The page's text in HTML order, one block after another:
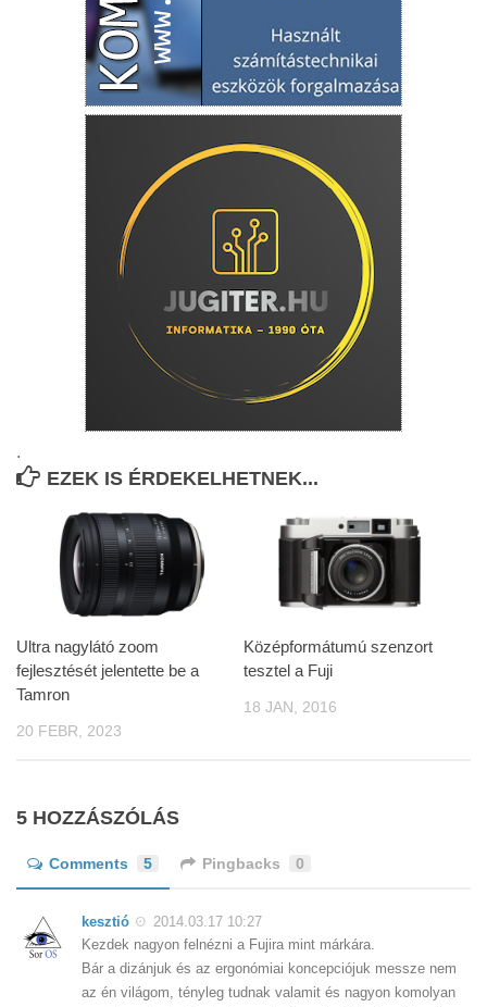
.
EZEK IS ÉRDEKELHETNEK...
Ultra nagylátó zoom
fejlesztését jelentette be a
Tamron
20 FEBR, 2023
Középformátumú szenzort
tesztel a Fuji
18 JAN, 2016
5 HOZZÁSZÓLÁS
Comments 5 Pingbacks 0
kesztió
2014.03.17 10:27
Kezdek nagyon felnézni a Fujira mint márkára.
Bár a dizánjuk és az ergonómiai koncepciójuk messze nem
az én világom, tényleg tudnak valamit és nagyon komolyan